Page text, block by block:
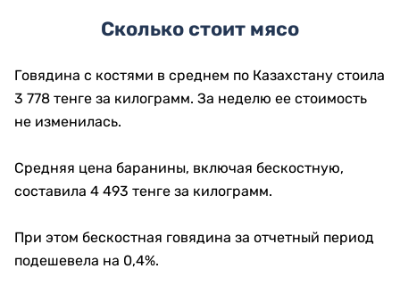
Сколько стоит мясо
Говядина с костями в среднем по Казахстану стоила
3 778 тенге за килограмм. За неделю ее стоимость
не изменилась.
Средняя цена баранины, включая бескостную,
составила 4 493 тенге за килограмм.
При этом бескостная говядина за отчетный период
подешевела на 0,4%.